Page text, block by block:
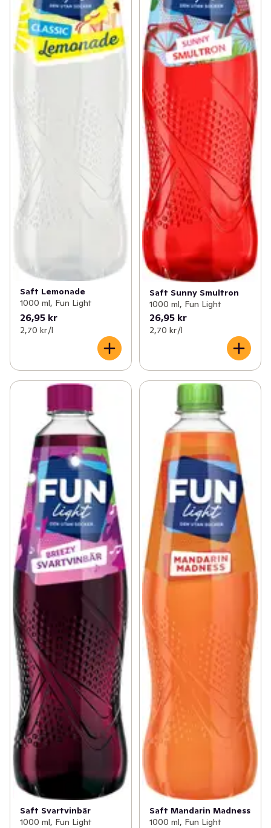
Saft Lemonade
1000 ml, Fun Light
26,95 kr
2,70 kr /l
Saft Sunny Smultron
1000 ml, Fun Light
26,95 kr
2,70 kr /l
Saft Svartvinbär
1000 ml, Fun Light
Saft Mandarin Madness
1000 ml, Fun Light